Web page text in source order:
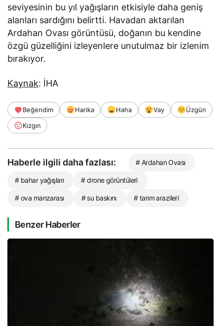
seviyesinin bu yıl yağışların etkisiyle daha geniş
alanları sardığını belirtti. Havadan aktarılan
Ardahan Ovası görüntüsü, doğanın bu kendine
özgü güzelliğini izleyenlere unutulmaz bir izlenim
bırakıyor.
Kaynak: İHA
Beğendim Harika Haha Vay
Üzgün
Kızgın
Haberle ilgili daha fazlası: # Ardahan Ovası
# bahar yağışları # drone görüntüleri
# ova manzarası # su baskını # tarım arazileri
Benzer Haberler